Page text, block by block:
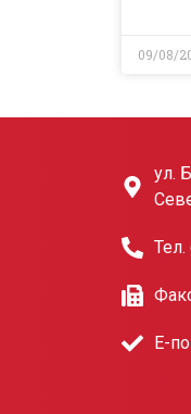
09/08/
ул.
Тел.
Е-